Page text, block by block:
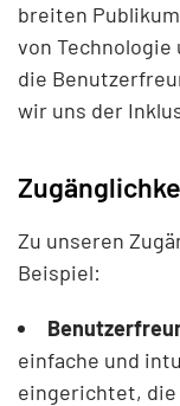
breiten
von
die
wir uns der
Zu unseren
Beispiel:
einfache und
eingerichtet, die